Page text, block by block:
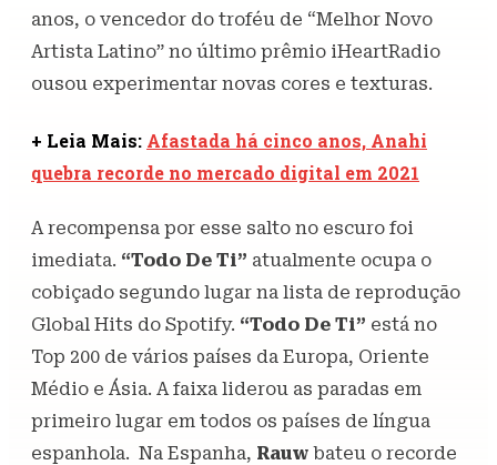
anos, o vencedor do troféu de “Melhor Novo
Artista Latino” no último prêmio iHeartRadio
ousou experimentar novas cores e texturas.
+ Leia Mais: Afastada há cinco anos, Anahi
quebra recorde no mercado digital em 2021
A recompensa por esse salto no escuro foi
imediata. “Todo De Ti” atualmente ocupa o
cobiçado segundo lugar na lista de reprodução
Global Hits do Spotify. “Todo De Ti” está no
Top 200 de vários países da Europa, Oriente
Médio e Ásia. A faixa liderou as paradas em
primeiro lugar em todos os países de língua
espanhola. Na Espanha, Rauw bateu o recorde